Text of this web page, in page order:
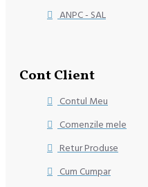
ANPC - SAL
Cont Client
Contul Meu
Comenzile mele
Retur Produse
Cum Cumpar